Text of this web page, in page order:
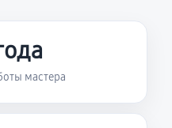
мастера